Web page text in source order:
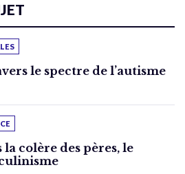
le spectre de l’autisme
la colère des pères, le